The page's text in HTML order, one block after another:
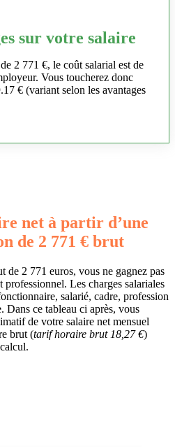
sur votre salaire
2 771 €, le coût salarial est de
Vous toucherez donc
€ (variant selon les avantages
net à partir d’une
de 2 771 € brut
de 2 771 euros, vous ne gagnez pas
professionnel. Les charges salariales
salarié, cadre, profession
Dans ce tableau ci après, vous
de votre salaire net mensuel
brut (tarif horaire brut 18,27 €)